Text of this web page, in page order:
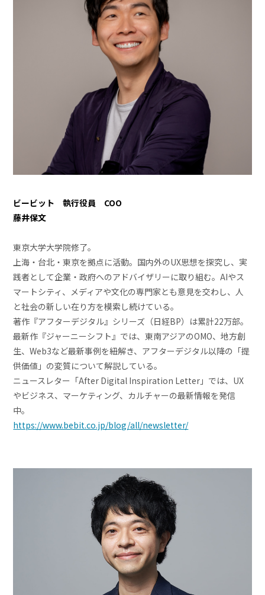
ビービット 執行役員 COO
藤井保文
東京大学大学院修了。
上海・台北・東京を拠点に活動。国内外のUX思想を探究し、実
践者として企業・政府へのアドバイザリーに取り組む。AIやス
マートシティ、メディアや文化の専門家とも意見を交わし、人
と社会の新しい在り方を模索し続けている。
著作『アフターデジタル』シリーズ（日経BP）は累計22万部。
最新作『ジャーニーシフト』では、東南アジアのOMO、地方創
生、Web3など最新事例を紐解き、アフターデジタル以降の「提
供価値」の変質について解説している。
ニュースレター「After Digital Inspiration Letter」では、UX
やビジネス、マーケティング、カルチャーの最新情報を発信
中。
https://www.bebit.co.jp/blog/all/newsletter/